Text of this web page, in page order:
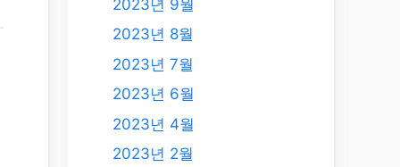
2023년 9월
2023년 8월
2023년 7월
2023년 6월
2023년 4월
2023년 2월